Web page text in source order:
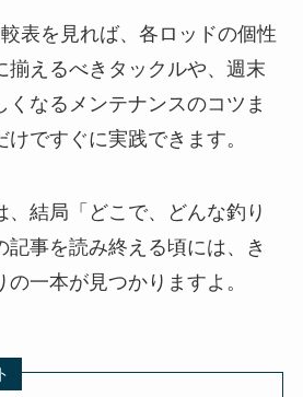
表を見れば、各ロッドの個性
揃えるべきタックルや、週末
くなるメンテナンスのコツま
ですぐに実践できます。
、結局「どこで、どんな釣り
記事を読み終える頃には、き
一本が見つかりますよ。